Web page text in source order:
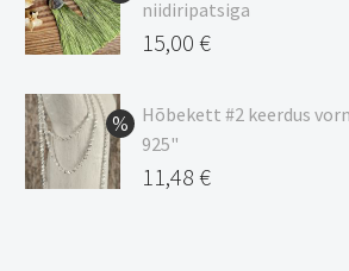
20,44 €
niidiripatsiga
Algne
oli:
17,00 €.
15,00 €
hind
on:
15,00 €.
Hõbekett #2 keerdus
925"
Algne
11,48 €